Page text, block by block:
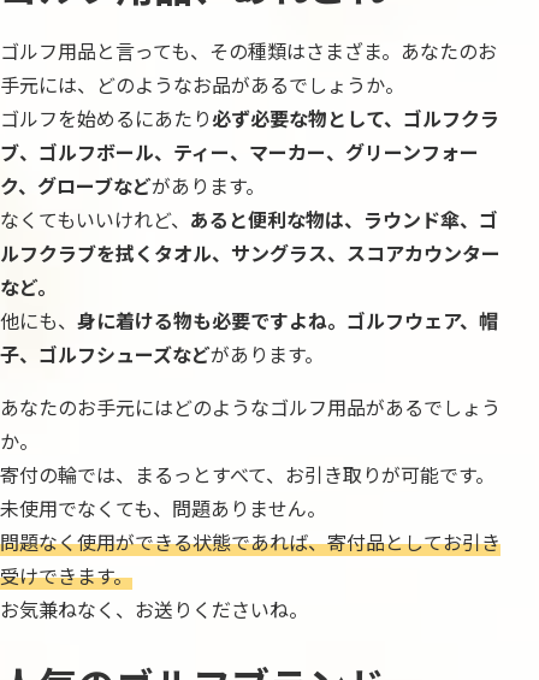
ゴルフ用品と言っても、その種類はさまざま。あなたのお
手元には、どのようなお品があるでしょうか。
ゴルフを始めるにあたり必ず必要な物として、ゴルフクラ
ブ、ゴルフボール、ティー、マーカー、グリーンフォー
ク、グローブなどがあります。
なくてもいいけれど、 あると便利な物は、ラウンド傘、ゴ
ルフクラブを拭くタオル、サングラス、スコアカウンター
など。
他にも、 身に着ける物も必要ですよね。ゴルフウェア、帽
子、ゴルフシューズなどがあります。
あなたのお手元にはどのようなゴルフ用品があるでしょう
か。
寄付の輪では、まるっとすべて、お引き取りが可能です。
未使用でなくても、問題ありません。
問題なく使用ができる状態であれば、寄付品としてお引き
受けできます。
お気兼ねなく、お送りくださいね。